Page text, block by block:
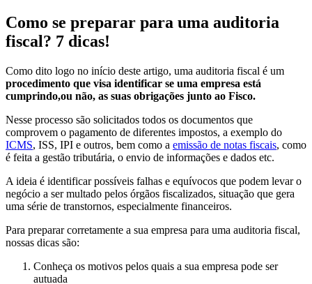
Como se preparar para uma auditoria
fiscal? 7 dicas!
Como dito logo no início deste artigo, uma auditoria fiscal é um
procedimento que visa identificar se uma empresa está
cumprindo,ou não, as suas obrigações junto ao Fisco.
Nesse processo são solicitados todos os documentos que
comprovem o pagamento de diferentes impostos, a exemplo do
ICMS, ISS, IPI e outros, bem como a emissão de notas fiscais, como
é feita a gestão tributária, o envio de informações e dados etc.
A ideia é identificar possíveis falhas e equívocos que podem levar o
negócio a ser multado pelos órgãos fiscalizados, situação que gera
uma série de transtornos, especialmente financeiros.
Para preparar corretamente a sua empresa para uma auditoria fiscal,
nossas dicas são:
Conheça os motivos pelos quais a sua empresa pode ser
autuada